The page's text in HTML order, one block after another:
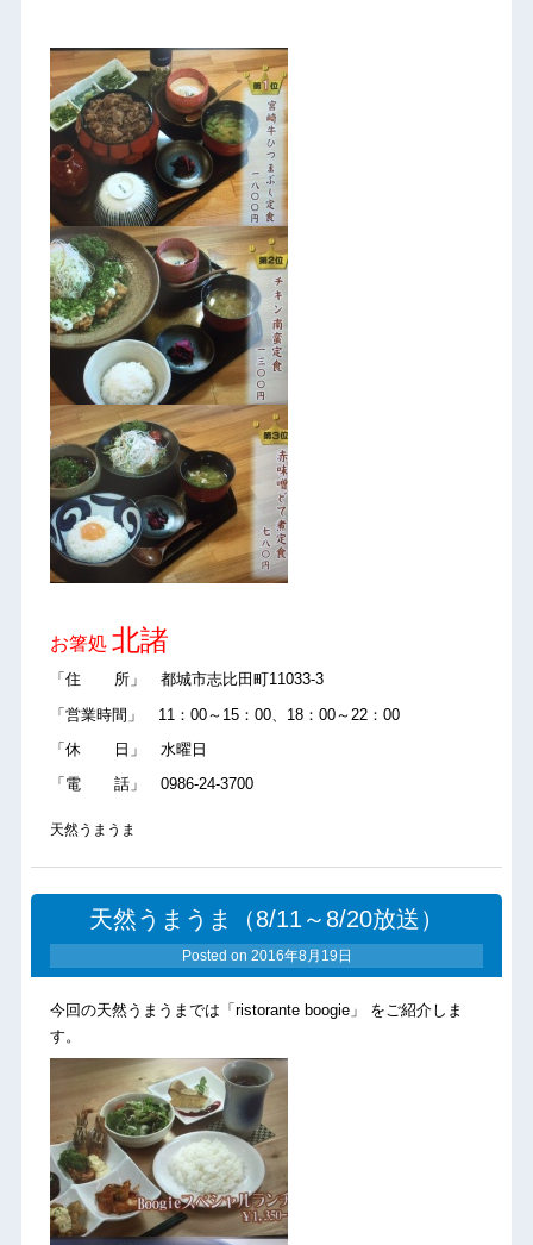
お箸処 北諸
「住 所」 都城市志比田町11033-3
「営業時間」 11：00～15：00、18：00～22：00
「休 日」 水曜日
「電 話」 0986-24-3700
天然うまうま
天然うまうま（8/11～8/20放送）
Posted on 2016年8月19日
今回の天然うまうまでは「ristorante boogie」 をご紹介しま
す。